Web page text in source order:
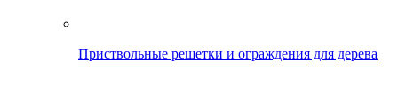
Приствольные решетки и ограждения для дерева